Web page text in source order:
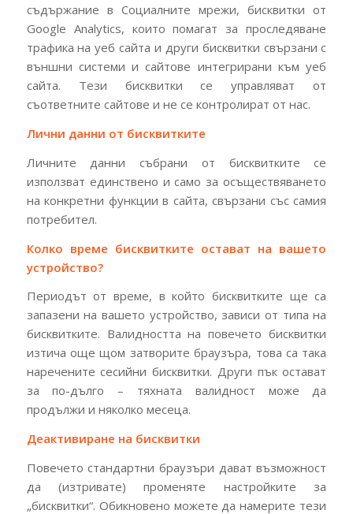
съдържание в Социалните мрежи, бисквитки от
Google Analytics, които помагат за проследяване
трафика на уеб сайта и други бисквитки свързани с
външни системи и сайтове интегрирани към уеб
сайта. Тези бисквитки се управляват от
съответните сайтове и не се контролират от нас.
Лични данни от бисквитките
Личните данни събрани от бисквитките се
използват единствено и само за осъществяването
на конкретни функции в сайта, свързани със самия
потребител.
Колко време бисквитките остават на вашето
устройство?
Периодът от време, в който бисквитките ще са
запазени на вашето устройство, зависи от типа на
бисквитките. Валидността на повечето бисквитки
изтича още щом затворите браузъра, това са така
наречените сесийни бисквитки. Други пък остават
за по-дълго – тяхната валидност може да
продължи и няколко месеца.
Деактивиране на бисквитки
Повечето стандартни браузъри дават възможност
да (изтривате) променяте настройките за
„бисквитки“. Обикновено можете да намерите тези